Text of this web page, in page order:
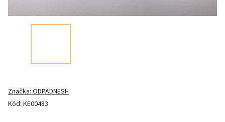
Kód: KE00483
Značka:ODPADNESH